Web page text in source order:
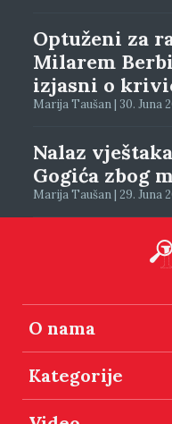
Optuženi za
Milarem
izjasni o
Marija Taušan | 30. Juna
Nalaz
Gogića zbog
Marija Taušan | 29. Juna
O nama
Kategorije